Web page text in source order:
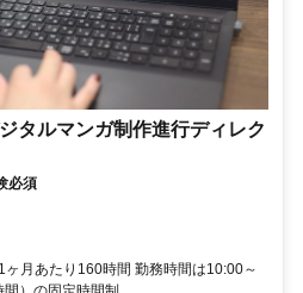
タルマンガ制作進行ディレク
必須
月あたり160時間 勤務時間は10:00～